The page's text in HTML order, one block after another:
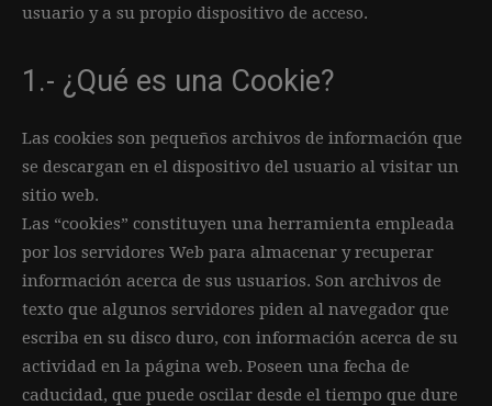
usuario y a su propio dispositivo de acceso.
1.- ¿Qué es una Cookie?
Las cookies son pequeños archivos de información que
se descargan en el dispositivo del usuario al visitar un
sitio web.
Las “cookies” constituyen una herramienta empleada
por los servidores Web para almacenar y recuperar
información acerca de sus usuarios. Son archivos de
texto que algunos servidores piden al navegador que
escriba en su disco duro, con información acerca de su
actividad en la página web. Poseen una fecha de
caducidad, que puede oscilar desde el tiempo que dure